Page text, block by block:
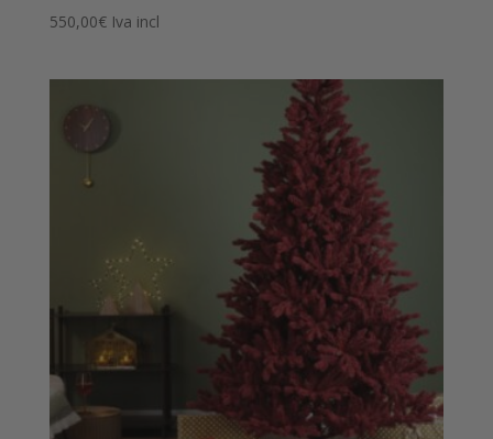
550,00€ Iva incl